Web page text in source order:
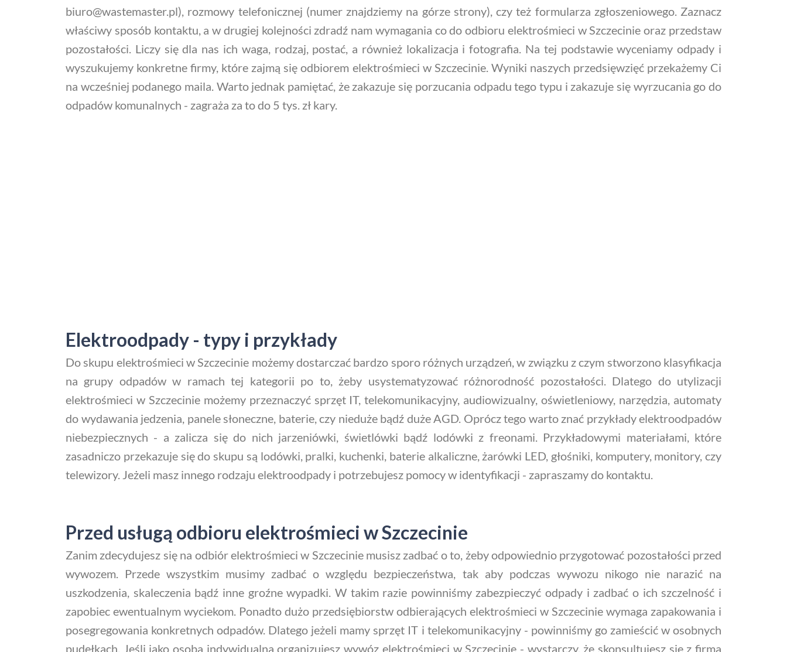
biuro@wastemaster.pl), rozmowy telefonicznej (numer znajdziemy na górze strony), czy też formularza zgłoszeniowego. Zaznacz
właściwy sposób kontaktu, a w drugiej kolejności zdradź nam wymagania co do odbioru elektrośmieci w Szczecinie oraz przedstaw
pozostałości. Liczy się dla nas ich waga, rodzaj, postać, a również lokalizacja i fotografia. Na tej podstawie wyceniamy odpady i
wyszukujemy konkretne firmy, które zajmą się odbiorem elektrośmieci w Szczecinie. Wyniki naszych przedsięwzięć przekażemy Ci
na wcześniej podanego maila. Warto jednak pamiętać, że zakazuje się porzucania odpadu tego typu i zakazuje się wyrzucania go do
odpadów komunalnych - zagraża za to do 5 tys. zł kary.
Elektroodpady - typy i przykłady
Do skupu elektrośmieci w Szczecinie możemy dostarczać bardzo sporo różnych urządzeń, w związku z czym stworzono klasyfikacja
na grupy odpadów w ramach tej kategorii po to, żeby usystematyzować różnorodność pozostałości. Dlatego do utylizacji
elektrośmieci w Szczecinie możemy przeznaczyć sprzęt IT, telekomunikacyjny, audiowizualny, oświetleniowy, narzędzia, automaty
do wydawania jedzenia, panele słoneczne, baterie, czy nieduże bądź duże AGD. Oprócz tego warto znać przykłady elektroodpadów
niebezpiecznych - a zalicza się do nich jarzeniówki, świetlówki bądź lodówki z freonami. Przykładowymi materiałami, które
zasadniczo przekazuje się do skupu są lodówki, pralki, kuchenki, baterie alkaliczne, żarówki LED, głośniki, komputery, monitory, czy
telewizory. Jeżeli masz innego rodzaju elektroodpady i potrzebujesz pomocy w identyfikacji - zapraszamy do kontaktu.
Przed usługą odbioru elektrośmieci w Szczecinie
Zanim zdecydujesz się na odbiór elektrośmieci w Szczecinie musisz zadbać o to, żeby odpowiednio przygotować pozostałości przed
wywozem. Przede wszystkim musimy zadbać o względu bezpieczeństwa, tak aby podczas wywozu nikogo nie narazić na
uszkodzenia, skaleczenia bądź inne groźne wypadki. W takim razie powinniśmy zabezpieczyć odpady i zadbać o ich szczelność i
zapobiec ewentualnym wyciekom. Ponadto dużo przedsiębiorstw odbierających elektrośmieci w Szczecinie wymaga zapakowania i
posegregowania konkretnych odpadów. Dlatego jeżeli mamy sprzęt IT i telekomunikacyjny - powinniśmy go zamieścić w osobnych
pudełkach. Jeśli jako osoba indywidualna organizujesz wywóz elektrośmieci w Szczecinie - wystarczy, że skonsultujesz się z firmą